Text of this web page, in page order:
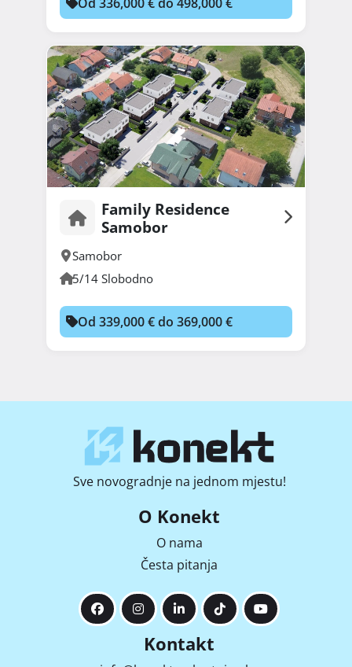
Family Residence
Samobor
Samobor
5/14 Slobodno
Od 339,000 € do 369,000 €
Sve novogradnje na jednom mjestu!
O Konekt
O nama
Česta pitanja
Kontakt